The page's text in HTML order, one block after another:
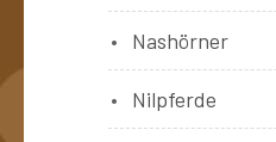
Nashörner
Nilpferde